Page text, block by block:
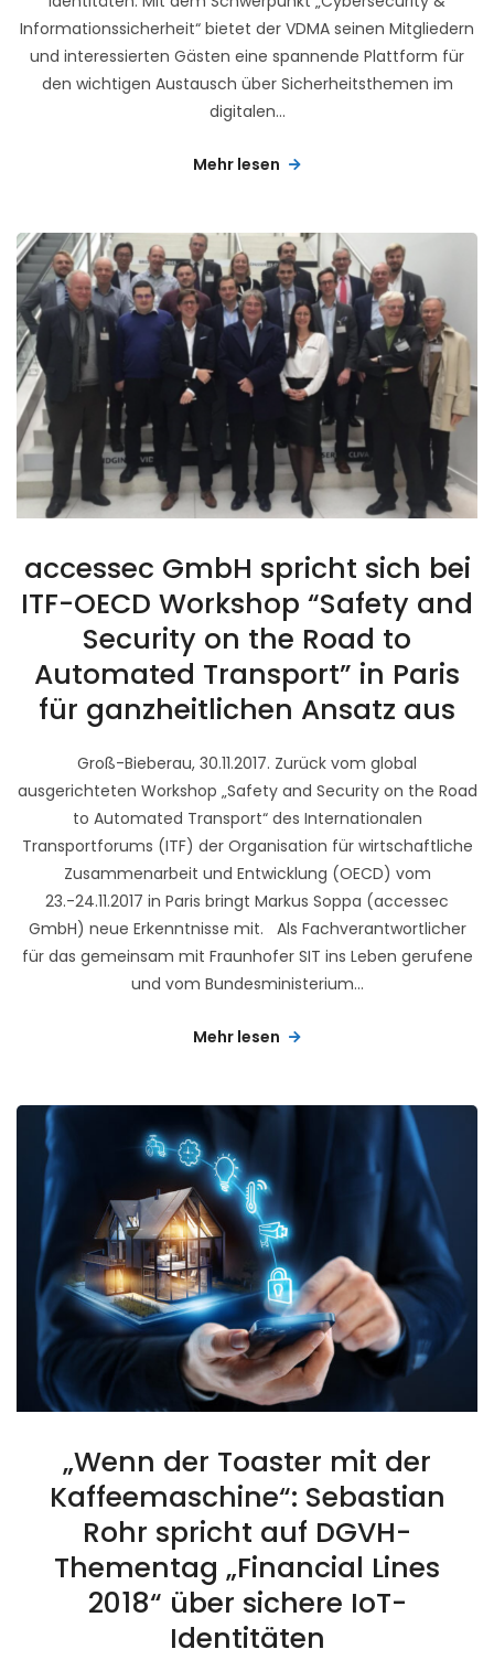
Informationssicherheit“ bietet der VDMA seinen Mitgliedern
und interessierten Gästen eine spannende Plattform für
den wichtigen Austausch über Sicherheitsthemen im
digitalen...
Mehr lesen
accessec GmbH spricht sich bei
ITF-OECD Workshop “Safety and
Security on the Road to
Automated Transport” in Paris
für ganzheitlichen Ansatz aus
Groß-Bieberau, 30.11.2017. Zurück vom global
ausgerichteten Workshop „Safety and Security on the Road
to Automated Transport“ des Internationalen
Transportforums (ITF) der Organisation für wirtschaftliche
Zusammenarbeit und Entwicklung (OECD) vom
23.-24.11.2017 in Paris bringt Markus Soppa (accessec
GmbH) neue Erkenntnisse mit. Als Fachverantwortlicher
für das gemeinsam mit Fraunhofer SIT ins Leben gerufene
und vom Bundesministerium...
Mehr lesen
„Wenn der Toaster mit der
Kaffeemaschine“: Sebastian
Rohr spricht auf DGVH-
Thementag „Financial Lines
2018“ über sichere IoT-
Identitäten